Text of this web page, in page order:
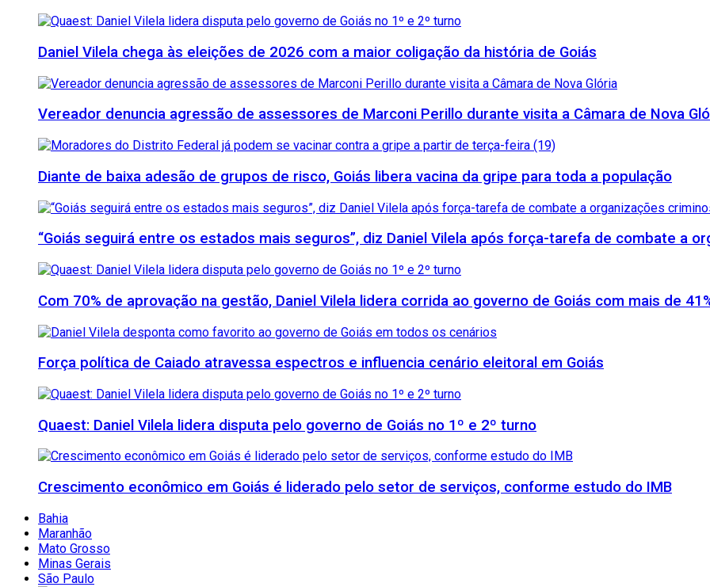
Daniel Vilela chega às eleições de 2026 com a maior coligação da história de Goiás
Vereador denuncia agressão de assessores de Marconi Perillo durante visita a Câmara de Nova
Diante de baixa adesão de grupos de risco, Goiás libera vacina da gripe para toda a população
“Goiás seguirá entre os estados mais seguros”, diz Daniel Vilela após força-tarefa de combate a
Com 70% de aprovação na gestão, Daniel Vilela lidera corrida ao governo de Goiás com mais de
Força política de Caiado atravessa espectros e influencia cenário eleitoral em Goiás
Quaest: Daniel Vilela lidera disputa pelo governo de Goiás no 1º e 2º turno
Crescimento econômico em Goiás é liderado pelo setor de serviços, conforme estudo do IMB
Bahia
Maranhão
Mato Grosso
Minas Gerais
São Paulo